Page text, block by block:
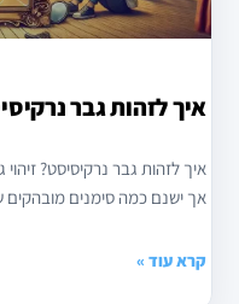
איך לזהות גבר
איך לזהות גבר נרקיסיסט?
אך ישנם כמה סימנים מובהקים
קרא עוד »